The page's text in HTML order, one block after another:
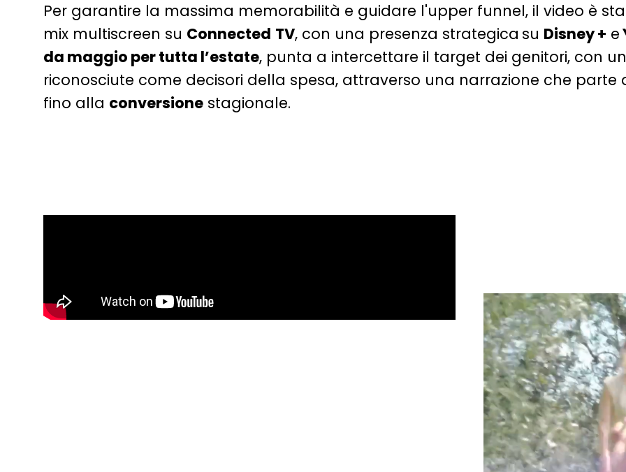
Per garantire la massima memorabilità e guidare l'upper funnel, il video è
mix multiscreen su Connected TV, con una presenza strategica su Disney + e
da maggio per tutta l’estate, punta a intercettare il target dei genitori, con
riconosciute come decisori della spesa, attraverso una narrazione che parte
fino alla conversione stagionale.